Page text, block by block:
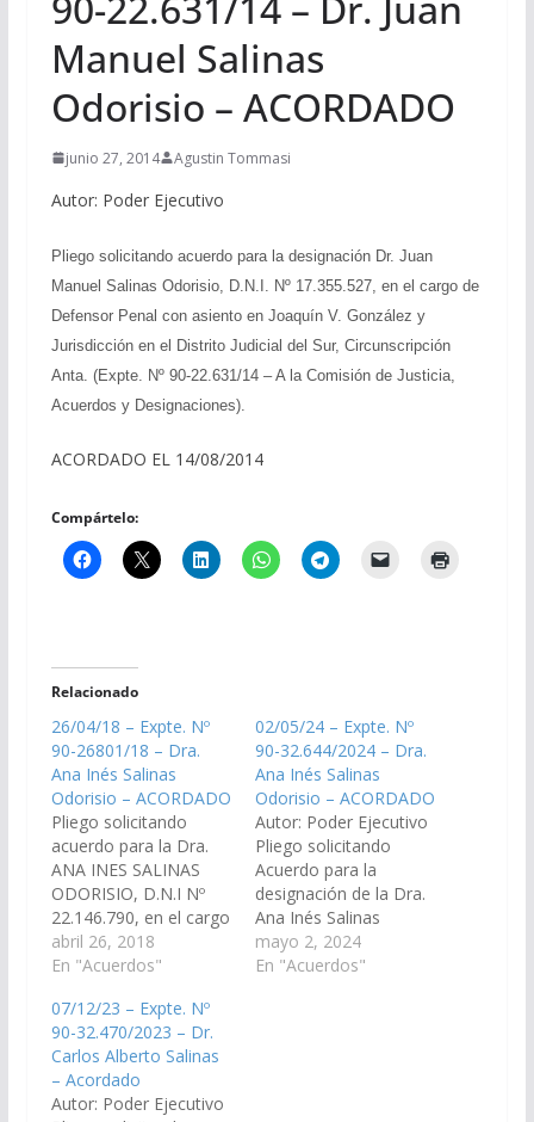
Manuel Salinas
Odorisio – ACORDADO
junio 27, 2014 Agustin Tommasi
Autor: Poder Ejecutivo
Pliego solicitando acuerdo para la designación Dr. Juan
Manuel Salinas Odorisio, D.N.I. Nº 17.355.527, en el cargo de
Defensor Penal con asiento en Joaquín V. González y
Jurisdicción en el Distrito Judicial del Sur, Circunscripción
Anta. (Expte. Nº 90-22.631/14 – A la Comisión de Justicia,
Acuerdos y Designaciones).
ACORDADO EL 14/08/2014
Compártelo:
Relacionado
26/04/18 – Expte. Nº
90-26801/18 – Dra.
Ana Inés Salinas
Odorisio – ACORDADO
Pliego solicitando
acuerdo para la Dra.
ANA INES SALINAS
ODORISIO, D.N.I Nº
22.146.790, en el cargo
de Fiscal Penal del
Distrito Judicial Centro.
26.801/18, a la
Comisión de Justicia,
Acuerdos y
Designaciones).
Acordado el
abril 26, 2018
En "Acuerdos"
02/05/24 – Expte. Nº
90-32.644/2024 – Dra.
Ana Inés Salinas
Odorisio – ACORDADO
Autor: Poder Ejecutivo
Pliego solicitando
Acuerdo para la
designación de la Dra.
Ana Inés Salinas
Odorisio, D.N.I. N°
22.146.790, en el cargo
mayo 2, 2024
En "Acuerdos"
07/12/23 – Expte. Nº
90-32.470/2023 – Dr.
Carlos Alberto Salinas
– Acordado
Autor: Poder Ejecutivo